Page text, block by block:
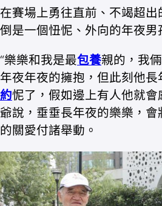
在賽場上勇往直前、不竭超
倒是一個忸怩、外向的年夜男
“樂樂和我是最包養親的，我
年夜年夜的擁抱，但此刻他長
約怩了，假如邊上有人他就會
爺說，垂垂長年夜的樂樂，會
的關愛付諸舉動。